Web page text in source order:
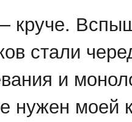
стали
и
нужен моей